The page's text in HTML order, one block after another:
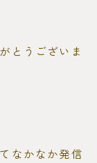
とうございま
なかなか発信